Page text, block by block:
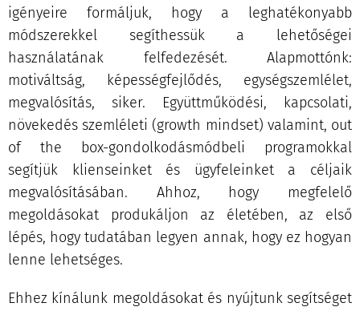
igényeire formáljuk, hogy a leghatékonyabb
módszerekkel segíthessük a lehetőségei
használatának felfedezését. Alapmottónk:
motiváltság, képességfejlődés, egységszemlélet,
megvalósítás, siker. Együttműködési, kapcsolati,
növekedés szemléleti (growth mindset) valamint, out
of the box-gondolkodásmódbeli programokkal
segítjük klienseinket és ügyfeleinket a céljaik
megvalósításában. Ahhoz, hogy megfelelő
megoldásokat produkáljon az életében, az első
lépés, hogy tudatában legyen annak, hogy ez hogyan
lenne lehetséges.
Ehhez kínálunk megoldásokat és nyújtunk segítséget